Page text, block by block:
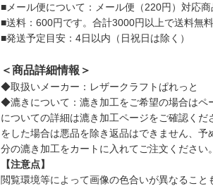
■メール便について：メール便（220円）対応商
■送料：600円です。合計3000円以上で送料無料
■発送予定目安：4日以内（日祝日は除く）
＜商品詳細情報＞
◆取扱いメーカー：レザークラフトぱれっと
◆漉きについて：漉き加工をご希望の場合はペ
についての詳細は漉き加工ページをご確認く
をした場合は悪品を除き返品はできません、
分の漉き加工をカートに入れてご注文ください。
【注意点】
閲覧環境等によって画像の色合いが異なること